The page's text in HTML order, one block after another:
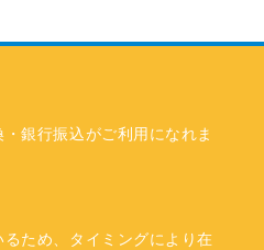
銀行振込がご利用になれま
ため、タイミングにより在